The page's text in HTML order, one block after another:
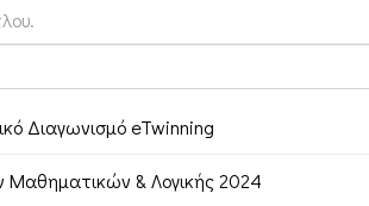
Διαγωνισμό eTwinning
Μαθηματικών & Λογικής 2024